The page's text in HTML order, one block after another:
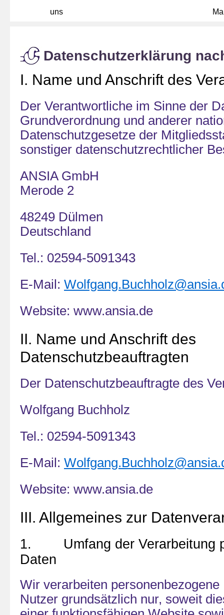
uns
Datenschutzerklärung
I. Name und Anschrift des
Der Verantwortliche im Sinne der
Grundverordnung und anderer
Datenschutzgesetze der
sonstiger datenschutzrechtlicher
ANSIA GmbH
Merode 2
48249 Dülmen
Deutschland
Tel.: 02594-5091343
E-Mail:
Website: www.ansia.de
II. Name und Anschrift des
Datenschutzbeauftragten
Der Datenschutzbeauftragte des
Wolfgang Buchholz
Tel.: 02594-5091343
E-Mail:
Website: www.ansia.de
III. Allgemeines zur
1. Umfang der Verarbeitung
Daten
Wir verarbeiten personenbezogene
Nutzer grundsätzlich nur, soweit